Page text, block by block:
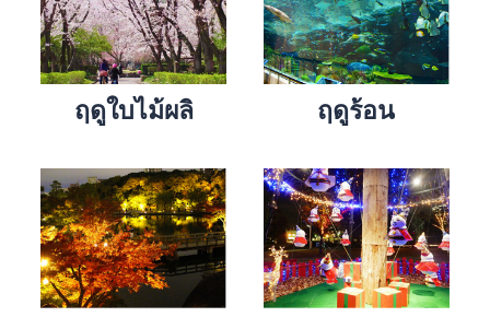
ฤดูใบไม้ผลิ ฤดูร้อน